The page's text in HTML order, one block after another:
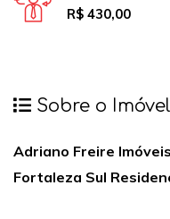
R$ 430,00
Sobre o Imóvel
Adriano Freire
Fortaleza Sul